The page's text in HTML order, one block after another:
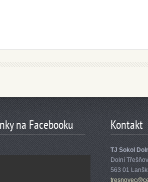
na Facebooku Kontakt
TJ Sokol
Dolní
563 01
tresnove